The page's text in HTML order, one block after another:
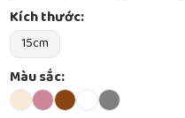
Kích thước:
15cm
Màu sắc: